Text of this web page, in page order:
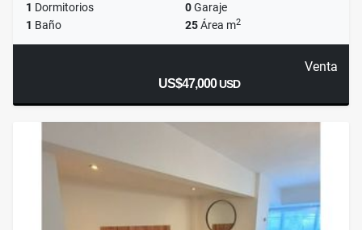
1 Dormitorios 0Garaje
1 Baño 25Área m2
Venta
US$47,000USD